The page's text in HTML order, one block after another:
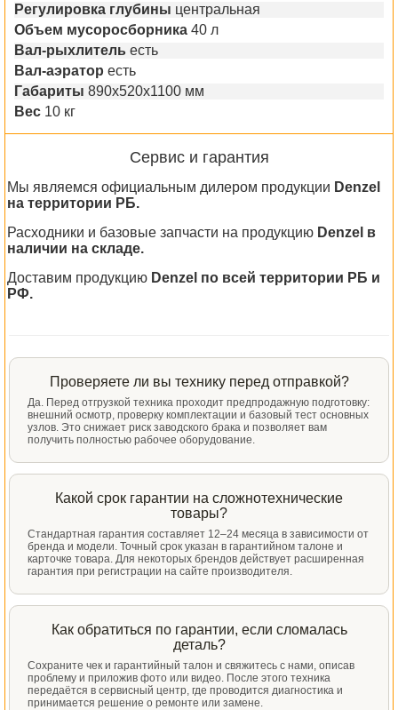
Регулировка глубины центральная
Объем мусоросборника 40 л
Вал-рыхлитель есть
Вал-аэратор есть
Габариты 890х520х1100 мм
Вес 10 кг
Сервис и гарантия
Мы являемся официальным дилером продукции Denzel
на территории РБ.
Расходники и базовые запчасти на продукцию Denzel в
наличии на складе.
Доставим продукцию Denzel по всей территории РБ и
РФ.
Проверяете ли вы технику перед отправкой?
Да. Перед отгрузкой техника проходит предпродажную подготовку:
внешний осмотр, проверку комплектации и базовый тест основных
узлов. Это снижает риск заводского брака и позволяет вам
получить полностью рабочее оборудование.
Какой срок гарантии на сложнотехнические
товары?
Стандартная гарантия составляет 12–24 месяца в зависимости от
бренда и модели. Точный срок указан в гарантийном талоне и
карточке товара. Для некоторых брендов действует расширенная
гарантия при регистрации на сайте производителя.
Как обратиться по гарантии, если сломалась
деталь?
Сохраните чек и гарантийный талон и свяжитесь с нами, описав
проблему и приложив фото или видео. После этого техника
передаётся в сервисный центр, где проводится диагностика и
принимается решение о ремонте или замене.